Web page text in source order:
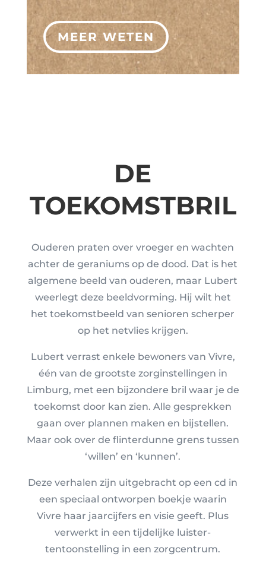
MEER WETEN
DE
TOEKOMSTBRIL
Ouderen praten over vroeger en wachten
achter de geraniums op de dood. Dat is het
algemene beeld van ouderen, maar Lubert
weerlegt deze beeldvorming. Hij wilt het
het toekomstbeeld van senioren scherper
op het netvlies krijgen.
Lubert verrast enkele bewoners van Vivre,
één van de grootste zorginstellingen in
Limburg, met een bijzondere bril waar je de
toekomst door kan zien. Alle gesprekken
gaan over plannen maken en bijstellen.
Maar ook over de flinterdunne grens tussen
‘willen’ en ‘kunnen’.
Deze verhalen zijn uitgebracht op een cd in
een speciaal ontworpen boekje waarin
Vivre haar jaarcijfers en visie geeft. Plus
verwerkt in een tijdelijke luister-
tentoonstelling in een zorgcentrum.